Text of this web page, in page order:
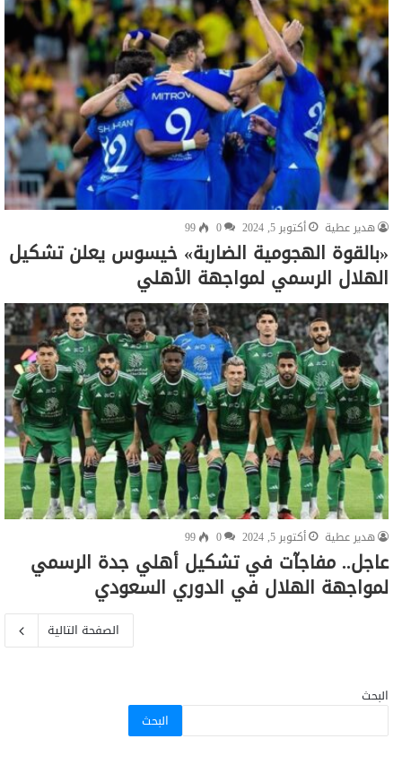
هدير عطية أكتوبر 5, 2024 0
99
«بالقوة الهجومية الضاربة» خيسوس يعلن تشكيل
الهلال الرسمي لمواجهة الأهلي
هدير عطية أكتوبر 5, 2024 0
99
عاجل.. مفاجآت في تشكيل أهلي جدة الرسمي
لمواجهة الهلال في الدوري السعودي
الصفحة التالية
البحث
البحث